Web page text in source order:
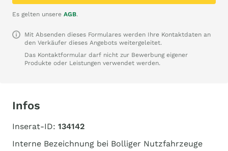
Es gelten unsere AGB.
Mit Absenden dieses Formulares werden Ihre Kontaktdaten an
den Verkäufer dieses Angebots weitergeleitet.
Das Kontaktformular darf nicht zur Bewerbung eigener
Produkte oder Leistungen verwendet werden.
Infos
Inserat-ID: 134142
Interne Bezeichnung bei Bolliger Nutzfahrzeuge